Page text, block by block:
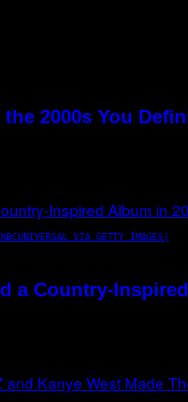
2000s You
VIA GETTY IMAGES)
a Country-